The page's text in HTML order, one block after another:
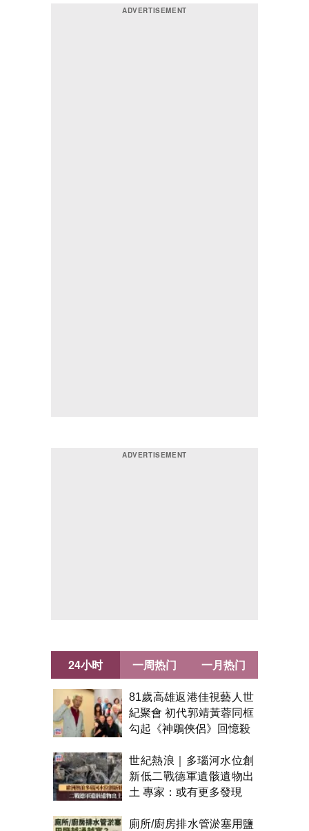
24小时
81歲高雄返港佳視藝人世
紀聚會 初代郭靖黃蓉同框
勾起《神鵰俠侶》回憶殺
世紀熱浪｜多瑙河水位創
新低二戰德軍遺骸遺物出
土 專家：或有更多發現
廁所/廚房排水管淤塞用鹽
一周热门 一月热门